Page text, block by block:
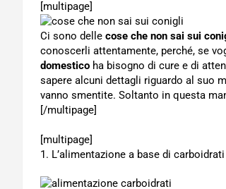
[multipage]
Ci sono delle cose che non sai sui
conoscerli attentamente, perché, se
domestico ha bisogno di cure e di
sapere alcuni dettagli riguardo al suo
vanno smentite. Soltanto in questa
[/multipage]
[multipage]
1. L’alimentazione a base di carboidrati